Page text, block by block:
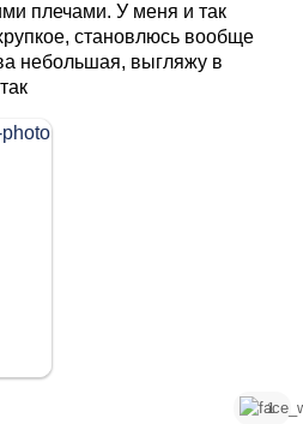
плечами. У меня и так
становлюсь вообще
небольшая, выгляжу в
1